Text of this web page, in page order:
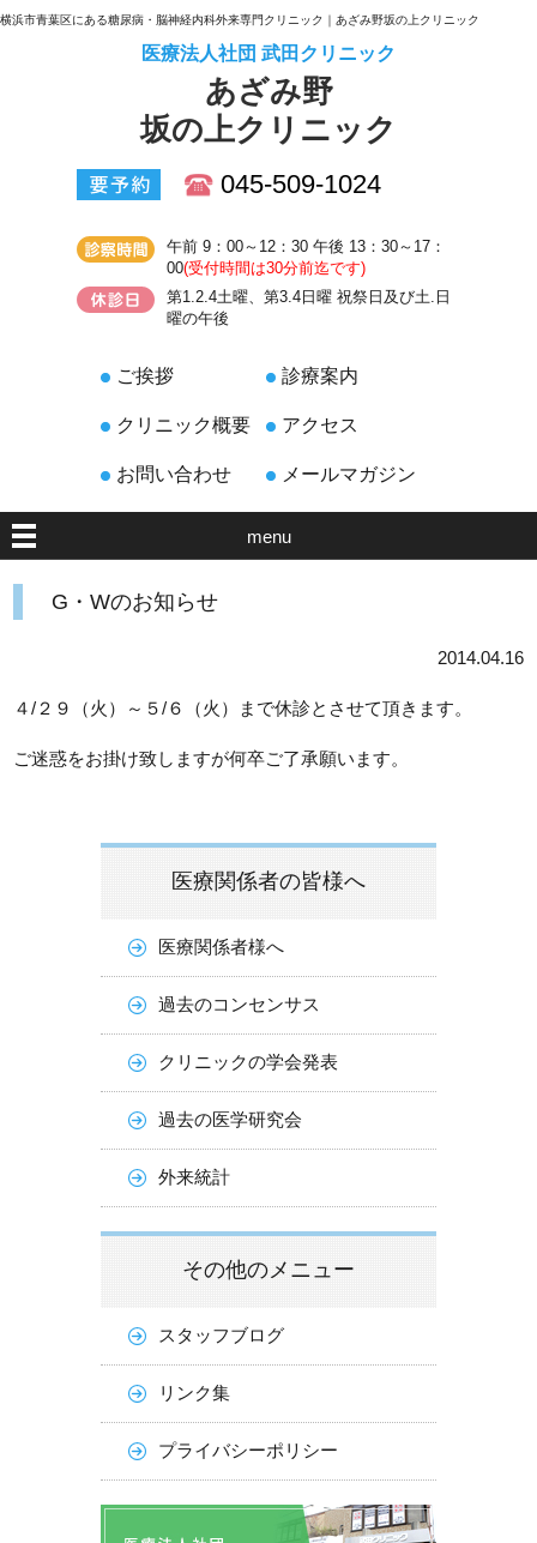
横浜市青葉区にある糖尿病・脳神経内科外来専門クリニック｜あざみ野坂の上クリニック
医療法人社団 武田クリニック
あざみ野
坂の上クリニック
045-509-1024
午前 9：00～12：30 午後 13：30～17：
00(受付時間は30分前迄です)
第1.2.4土曜、第3.4日曜 祝祭日及び土.日
曜の午後
ご挨拶 診療案内
クリニック概要 アクセス
お問い合わせ メールマガジン
menu
G・Wのお知らせ
2014.04.16
４/２９（火）～５/６（火）まで休診とさせて頂きます。
ご迷惑をお掛け致しますが何卒ご了承願います。
医療関係者の皆様へ
医療関係者様へ
過去のコンセンサス
クリニックの学会発表
過去の医学研究会
外来統計
その他のメニュー
スタッフブログ
リンク集
プライバシーポリシー